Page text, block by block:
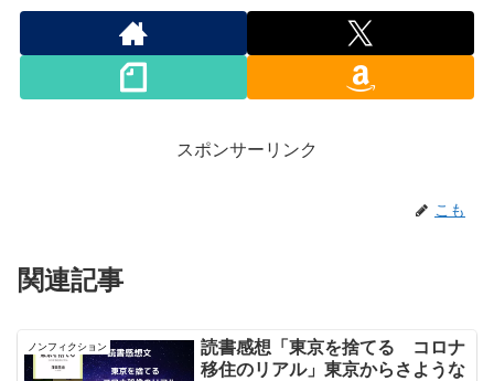
スポンサーリンク
こも
関連記事
ノンフィクション
読書感想「東京を捨てる コロナ
移住のリアル」東京からさような